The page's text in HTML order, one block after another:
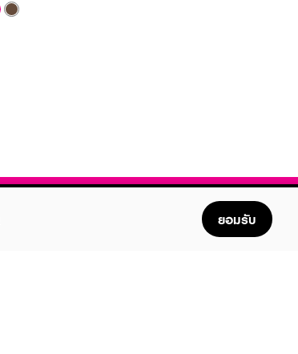
ยอมรับ